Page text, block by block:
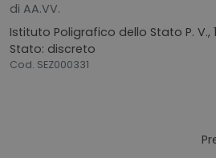
di AA.VV.
Istituto Poligrafico dello Stato P. V.,
Stato: discreto
Cod. SEZ000331